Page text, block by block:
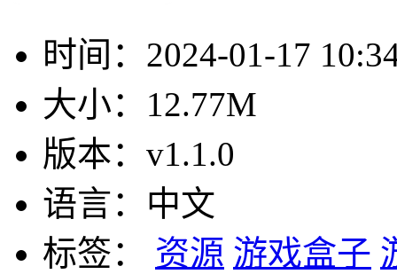
时间： 2024-01-17
大小： 12.77M
版本： v1.1.0
语言： 中文
标签：
资源 游戏盒子